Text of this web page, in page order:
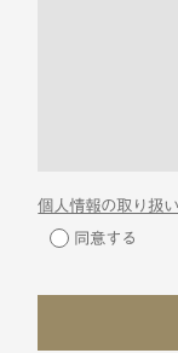
個人情報の取り扱い
同意する